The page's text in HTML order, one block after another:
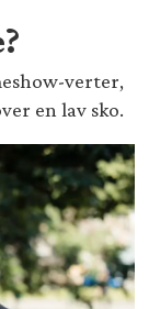
verter,
en lav sko.